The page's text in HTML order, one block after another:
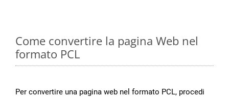
Come convertire la pagina Web nel
formato PCL
Per convertire una pagina web nel formato PCL, procedi